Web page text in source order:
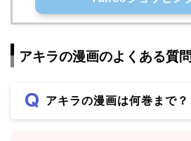
アキラの漫画のよくある質問
アキラの漫画は何巻まで？